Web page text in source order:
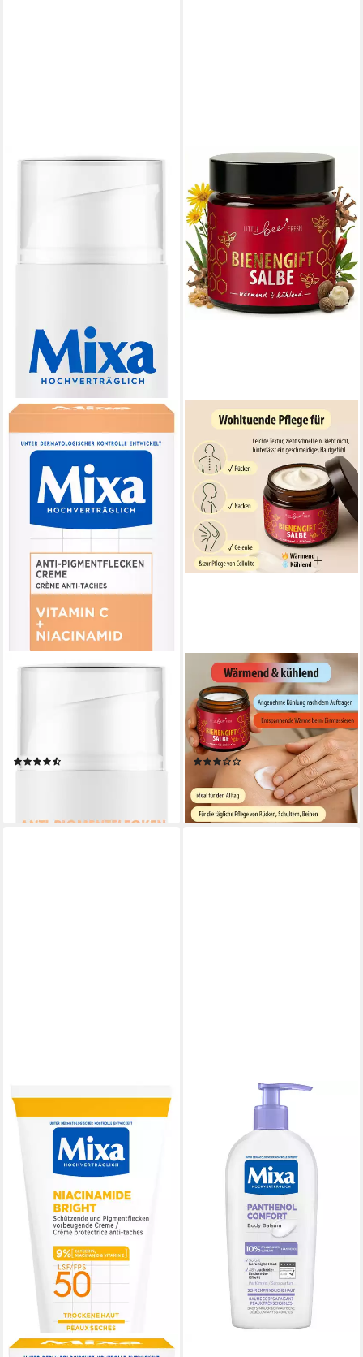
MIXA
PIGMENTFLECKEN CREME,
LITTLE BEE FRESH
Körpercreme Bienengiftsalbe
(wärmend & kühlend)
wohltuende Pflege Rücken &
Gelenke, 1-tlg., mit echtem
Bienengift
(4)
ab 24,90 €
(498,00 €/ 1 l)
lieferbar - in 3-4 Werktagen bei dir